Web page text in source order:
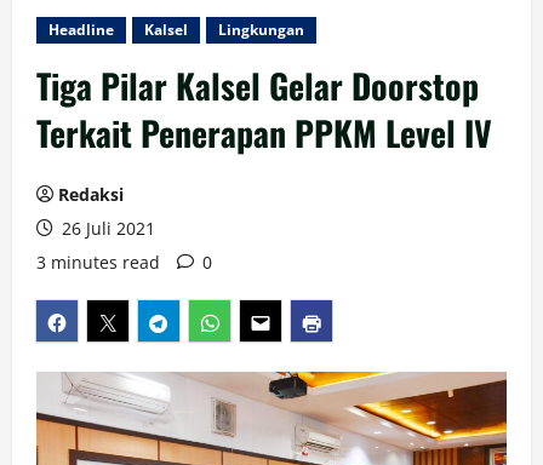
Headline Kalsel Lingkungan
Tiga Pilar Kalsel Gelar Doorstop
Terkait Penerapan PPKM Level IV
Redaksi
26 Juli 2021
3 minutes read
0